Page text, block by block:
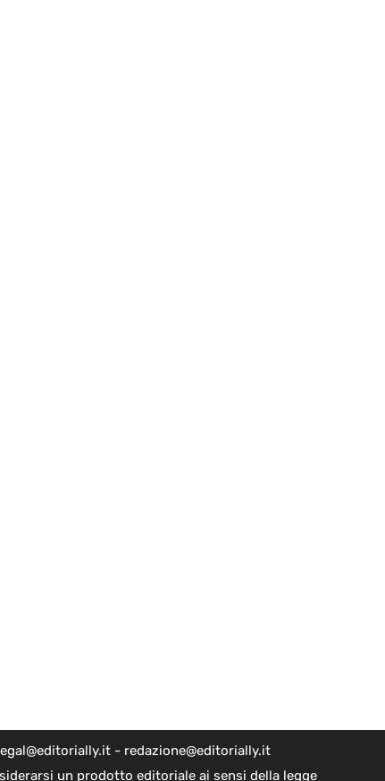
- redazione@editorially.it
un prodotto editoriale ai sensi della legge